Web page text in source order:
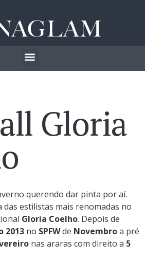
Gloria
querendo dar pinta por aí.
das estilistas mais renomadas no
Gloria Coelho. Depois de
2013 no SPFWde Novembroa pré
nas araras com direito a 5